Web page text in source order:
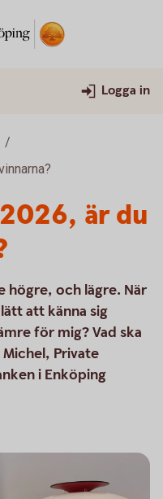
Logga in
är du
högre, och lägre. När
att känna sig
för mig? Vad ska
Private
i Enköping